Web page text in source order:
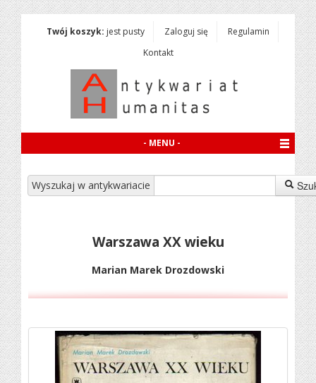
Twój koszyk: jest pusty Zaloguj się
Regulamin
Kontakt
- MENU -
Wyszukaj w antykwariacie
Warszawa XX wieku
Marian Marek Drozdowski